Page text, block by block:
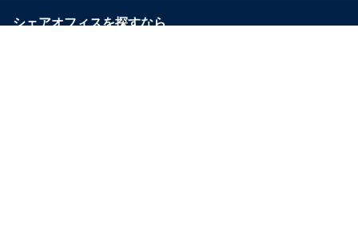
シェアオフィスを探すなら